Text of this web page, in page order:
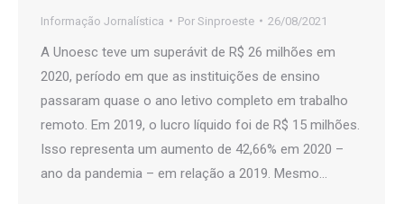
Informação Jornalística Por Sinproeste 26/08/2021
A Unoesc teve um superávit de R$ 26 milhões em
2020, período em que as instituições de ensino
passaram quase o ano letivo completo em trabalho
remoto. Em 2019, o lucro líquido foi de R$ 15 milhões.
Isso representa um aumento de 42,66% em 2020 –
ano da pandemia – em relação a 2019. Mesmo…